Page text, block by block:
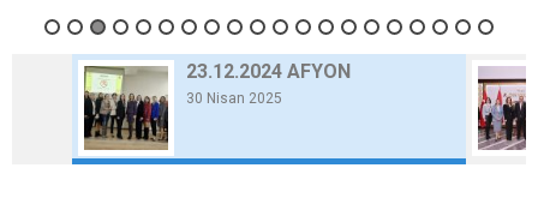
23.12.2024 AFYON
30 Nisan 2025